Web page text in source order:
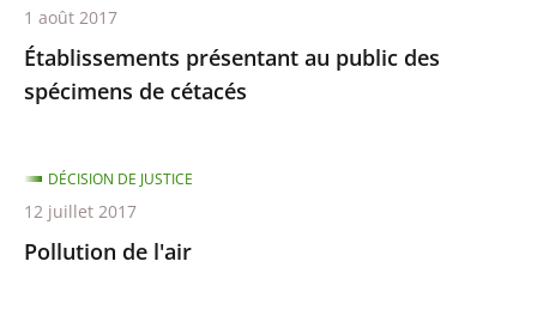
Établissements présentant au public des
spécimens de cétacés
1 août 2017
Pollution de l'air
DÉCISION DE JUSTICE
12 juillet 2017